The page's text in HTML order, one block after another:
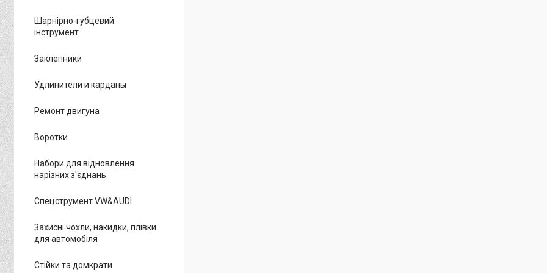
Шарнірно-губцевий
інструмент
Заклепники
Удлинители и карданы
Ремонт двигуна
Воротки
Набори для відновлення
нарізних з'єднань
Спецструмент VW&AUDI
Захисні чохли, накидки, плівки
для автомобіля
Стійки та домкрати